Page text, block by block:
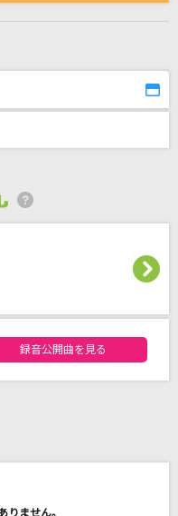
ー(Animelo Sum
録音公開曲を見る